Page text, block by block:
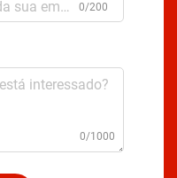
0/200
0/1000